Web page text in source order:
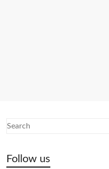
Follow us